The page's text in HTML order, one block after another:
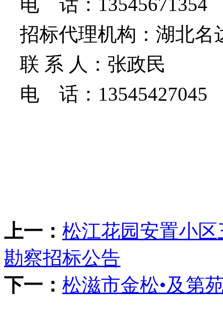
招标代理机构：湖北名
联 系 人：张政民
电
话： 13545427045
上一： 松江花园安置小
勘察招标公告
下一： 松滋市金松•及第